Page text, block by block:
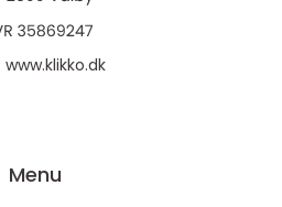
www.klikko.dk
Menu